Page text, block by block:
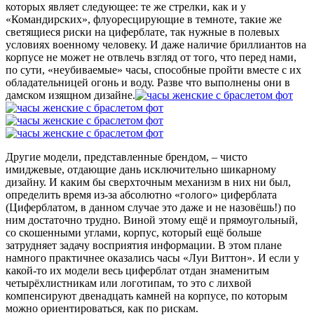
которых являет следующее: те же стрелки, как и у
«Командирских», флуоресцирующие в темноте, такие же
светящиеся риски на циферблате, так нужные в полевых
условиях военному человеку. И даже наличие бриллиантов на
корпусе не может не отвлечь взгляд от того, что перед нами,
по сути, «неубиваемые» часы, способные пройти вместе с их
обладательницей огонь и воду. Разве что выполнены они в
дамском изящном дизайне.
Другие модели, представленные брендом, – чисто
имиджевые, отдающие дань исключительно шикарному
дизайну. И каким бы сверхточным механизм в них ни был,
определить время из-за абсолютно «голого» циферблата
(Циферблатом, в данном случае это даже и не назовёшь!) по
ним достаточно трудно. Виной этому ещё и прямоугольный,
со скошенными углами, корпус, который ещё больше
затрудняет задачу восприятия информации. В этом плане
намного практичнее оказались часы «Луи Виттон». И если у
какой-то их модели весь циферблат отдан знаменитым
четырёхлистникам или логотипам, то это с лихвой
компенсируют двенадцать камней на корпусе, по которым
можно ориентироваться, как по рискам.